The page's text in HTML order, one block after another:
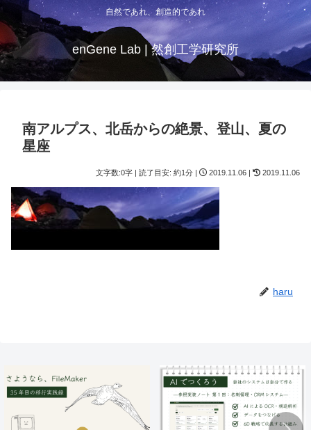
自然であれ、創造的であれ
enGene Lab | 然創工学研究所
南アルプス、北岳からの絶景、登山、夏の
星座
文字数:0字 | 読了目安: 約1分 | 2019.11.06 | 2019.11.06
haru